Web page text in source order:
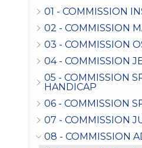
01 - COMMISSION
02 - COMMISSION
03 - COMMISSION
04 - COMMISSION
05 - COMMISSION
HANDICAP
06 - COMMISSION
07 - COMMISSION
08 - COMMISSION